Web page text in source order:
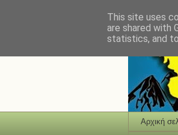
Αρχική
This site uses
are shared with
statistics, and